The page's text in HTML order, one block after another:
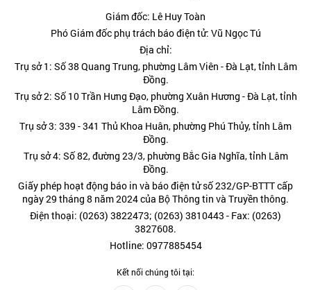
Giám đốc: Lê Huy Toàn
Phó Giám đốc phụ trách báo điện tử: Vũ Ngọc Tú
Địa chỉ:
Trụ sở 1: Số 38 Quang Trung, phường Lâm Viên - Đà Lạt, tỉnh Lâm
Đồng.
Trụ sở 2: Số 10 Trần Hưng Đạo, phường Xuân Hương - Đà Lạt, tỉnh
Lâm Đồng.
Trụ sở 3: 339 - 341 Thủ Khoa Huân, phường Phú Thủy, tỉnh Lâm
Đồng.
Trụ sở 4: Số 82, đường 23/3, phường Bắc Gia Nghĩa, tỉnh Lâm
Đồng.
Giấy phép hoạt động báo in và báo điện tử số 232/GP-BTTT cấp
ngày 29 tháng 8 năm 2024 của Bộ Thông tin và Truyền thông.
Điện thoại: (0263) 3822473; (0263) 3810443 - Fax: (0263)
3827608.
Hotline: 0977885454
Kết nối chúng tôi tại: